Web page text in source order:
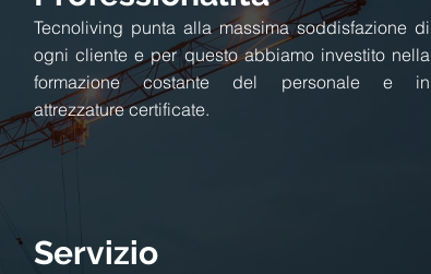
Tecnoliving punta alla massima soddisfazione di
ogni cliente e per questo abbiamo investito nella
formazione costante del personale e in
attrezzature certificate.
Servizio